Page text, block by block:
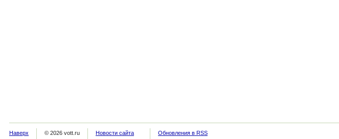
Наверх © 2026 vott.ru Новости сайта Обновления в RSS